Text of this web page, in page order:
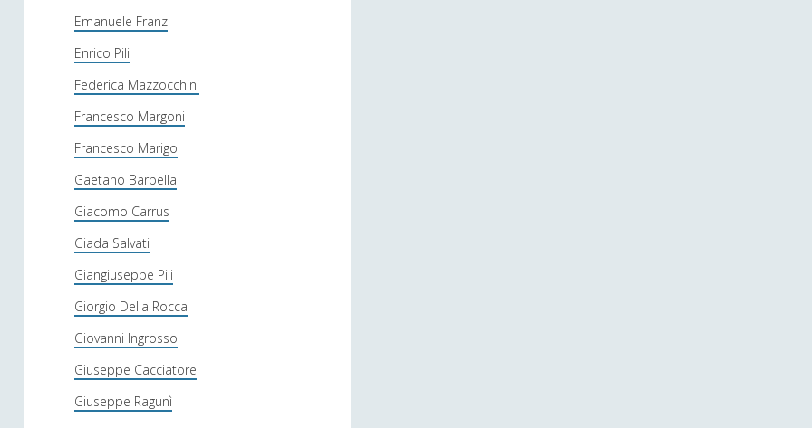
Emanuele Franz
Enrico Pili
Federica Mazzocchini
Francesco Margoni
Francesco Marigo
Gaetano Barbella
Giacomo Carrus
Giada Salvati
Giangiuseppe Pili
Giorgio Della Rocca
Giovanni Ingrosso
Giuseppe Cacciatore
Giuseppe Ragunì